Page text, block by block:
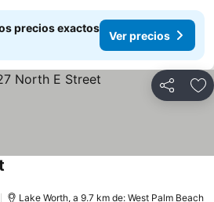
precios exactos
Ver precios
Compartir
Lake Worth, a 9.7 km de: West Palm Beach